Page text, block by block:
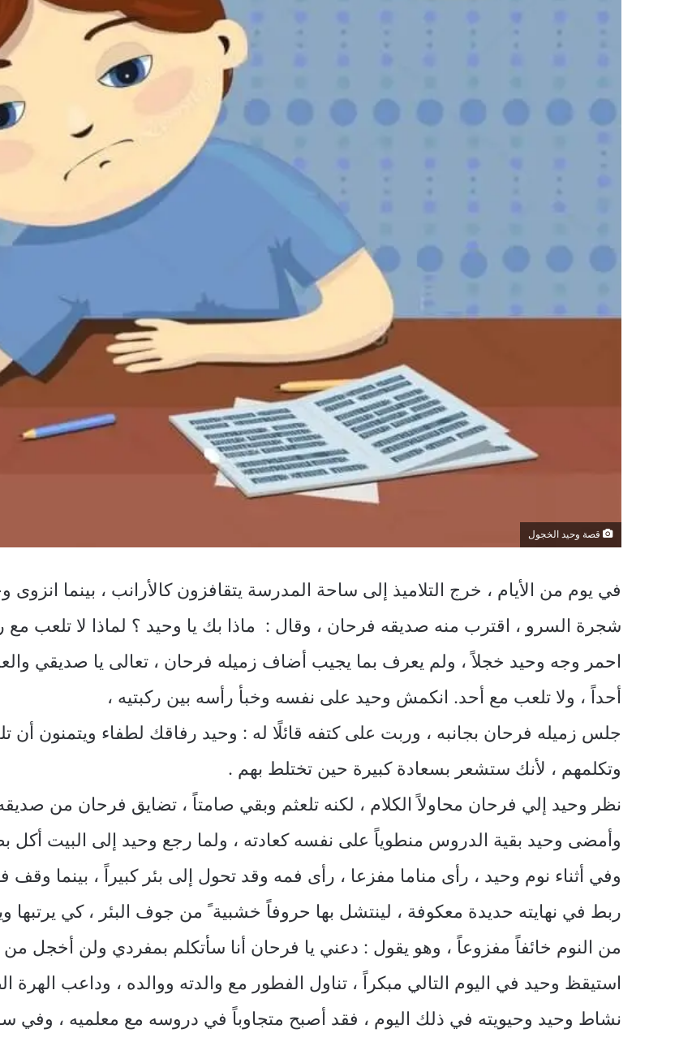
قصة وحيد الخجول
في يوم من الأيام ، خرج التلاميذ إلى ساحة المدرسة يتقافزون كالأرانب ، بينما
شجرة السرو ، اقترب منه صديقه فرحان ، وقال : ماذا بك يا وحيد ؟ لماذا لا تلعب مع
احمر وجه وحيد خجلاً ، ولم يعرف بما يجيب أضاف زميله فرحان ، تعالى يا صديقي
أحداً ، ولا تلعب مع أحد. انكمش وحيد على نفسه وخبأ رأسه بين ركبتيه ،
جلس زميله فرحان بجانبه ، وربت على كتفه قائلًا له : وحيد رفاقك لطفاء ويتمنون
وتكلمهم ، لأنك ستشعر بسعادة كبيرة حين تختلط بهم .
نظر وحيد إلي فرحان محاولاً الكلام ، لكنه تلعثم وبقي صامتاً ، تضايق فرحان من
وأمضى وحيد بقية الدروس منطوياً على نفسه كعادته ، ولما رجع وحيد إلى البيت
وفي أثناء نوم وحيد ، رأى مناما مفزعا ، رأى فمه وقد تحول إلى بئر كبيراً ، بينما وقف
ربط في نهايته حديدة معكوفة ، لينتشل بها حروفاً خشبية ً من جوف البئر ، كي يرتبها
من النوم خائفاً مفزوعاً ، وهو يقول : دعني يا فرحان أنا سأتكلم بمفردي ولن أخجل من
استيقظ وحيد في اليوم التالي مبكراً ، تناول الفطور مع والدته ووالده ، وداعب
نشاط وحيد وحيويته في ذلك اليوم ، فقد أصبح متجاوباً في دروسه مع معلميه ، وفي